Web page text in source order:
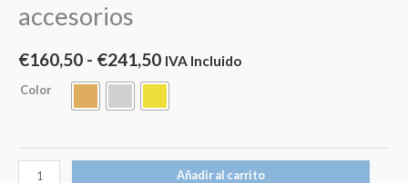
accesorios
€160,50 - €241,50 IVA Incluido
Color
Añadir al carrito